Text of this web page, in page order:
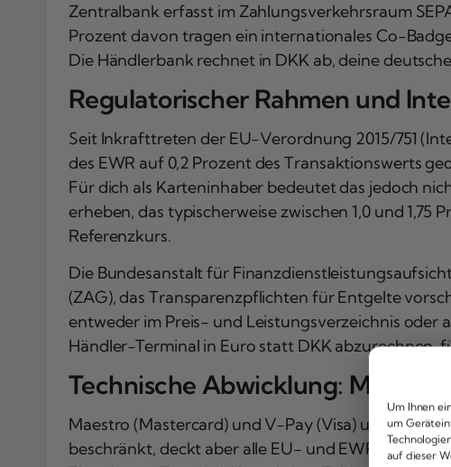
Um Ihnen
um
auf dieser
Zentralbank erfasst im Zahlungsverkehrsraum
Prozent davon tragen ein internationales Co-
Die Händlerbank rechnet in DKK ab, deine
Regulatorischer Rahmen und
Seit Inkrafttreten der EU-Verordnung 2015/751
des EWR auf 0,2 Prozent des Transaktionswerts
Für dich als Karteninhaber bedeutet das jedoch
erheben, das typischerweise zwischen 1,0 und 1,75
Referenzkurs.
Die Bundesanstalt für
(ZAG), das Transparenzpflichten für Entgelte
entweder im Preis- und Leistungsverzeichnis oder
Händler-Terminal in Euro statt DKK abzurechnen,
Technische Abwicklung: Maestro
Maestro (Mastercard) und V-Pay (Visa)
beschränkt, deckt aber alle EU- und EWR-